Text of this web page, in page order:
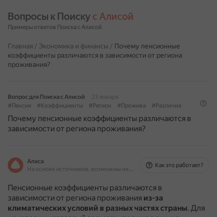
Вопросы к Поиску с Алисой
Примеры ответов Поиска с Алисой
Главная / Экономика и финансы / Почему пенсионные
коэффициенты различаются в зависимости от региона
проживания?
Вопрос для Поиска с Алисой
23 января
#Пенсия
#Коэффициенты #Регион #Прожива #Различия
Почему пенсионные коэффициенты различаются в
зависимости от региона проживания?
Алиса
На основе источников, возможны неточности
Как это работает?
Пенсионные коэффициенты различаются в
зависимости от региона проживания из-за
климатических условий в разных частях страны. Для